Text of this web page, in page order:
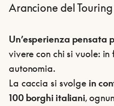
Arancione del
Un’esperienza pensata
vivere con chi si vuole:
autonomia.
La caccia si svolge in
100 borghi italiani,